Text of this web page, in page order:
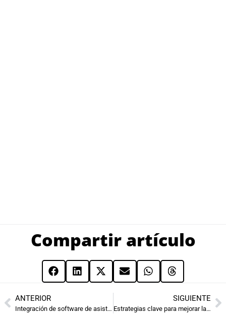
Compartir artículo
ANTERIOR
Integración de software de asistencia con tu sistema de nómina: La clave para la eficiencia empresarial
SIGUIENTE
Estrategias clave para mejorar la gestión interna de nóminas